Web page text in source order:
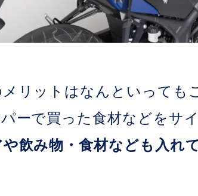
リットはなんといっても
ーで買った食材などをサ
飲み物・食材なども入れ